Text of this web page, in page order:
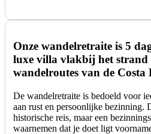
Onze wandelretraite is 5
luxe villa vlakbij het strand
wandelroutes van de Costa
De wandelretraite is bedoeld voor
aan rust en persoonlijke bezinning.
historische reis, maar een
waarnemen dat je doet ligt